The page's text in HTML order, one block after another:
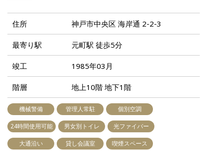
住所 神戸市中央区 海岸通 2-2-3
最寄り駅 元町駅 徒歩5分
竣工 1985年03月
階層 地上10階 地下1階
機械警備 管理人常駐 個別空調
24時間使用可能 男女別トイレ 光ファイバー
大通沿い 貸し会議室 喫煙スペース